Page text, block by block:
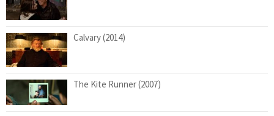
Calvary (2014)
The Kite Runner (2007)